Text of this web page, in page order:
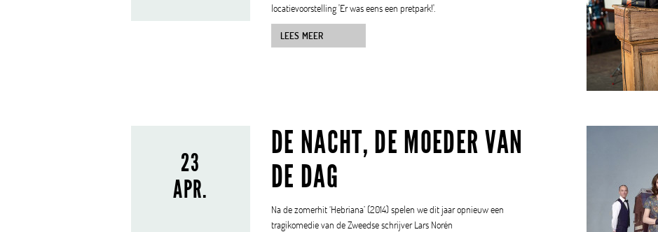
locatievoorstelling 'Er was eens een pretpark!'.
LEES MEER
23
APR.
DE NACHT, DE MOEDER VAN
DE DAG
Na de zomerhit ‘Hebriana’ (2014) spelen we dit jaar opnieuw een
tragikomedie van de Zweedse schrijver Lars Norén